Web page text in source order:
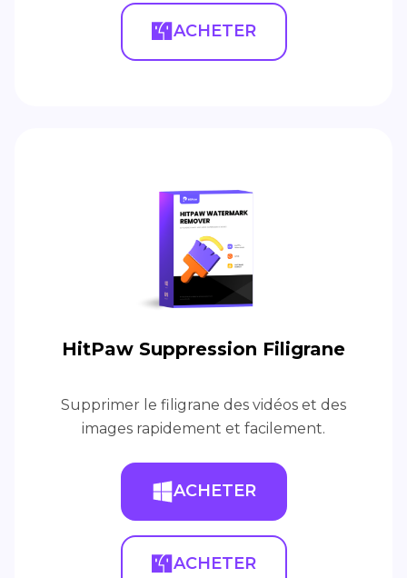
ACHETER
HitPaw Suppression Filigrane
Supprimer le filigrane des vidéos et des
images rapidement et facilement.
ACHETER
ACHETER